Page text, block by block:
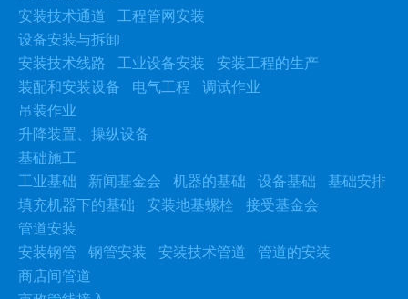
安装技术通道
工程管网安装
设备安装与拆卸
安装技术线路
工业设备安装
安装工程的生产
装配和安装设备
电气工程
调试作业
吊装作业
升降装置、操纵设备
基础施工
工业基础
新闻基金会 机器的基础 设备基础
基础安排
填充机器下的基础
安装地基螺栓
接受基金会
管道安装
安装钢管
钢管安装 安装技术管道
管道的安装
商店间管道